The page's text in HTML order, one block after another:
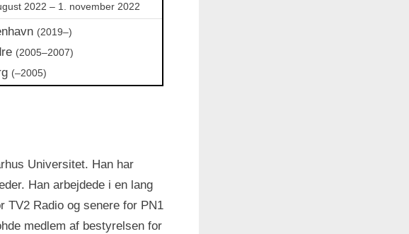
2022 – 1. november 2022
(2019–)
(2005–2007)
(–2005)
Universitet. Han har
Han arbejdede i en lang
Radio og senere for PN1
medlem af bestyrelsen for